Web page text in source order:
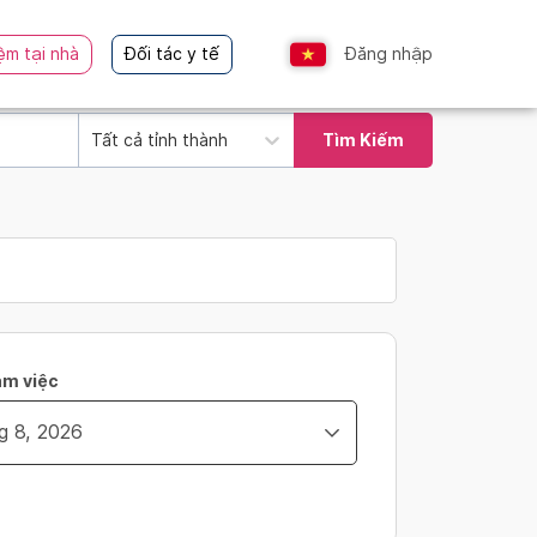
tại nhà Đối tác y tế Đăng nhập
Tất cả tỉnh thành Tìm Kiếm
việc